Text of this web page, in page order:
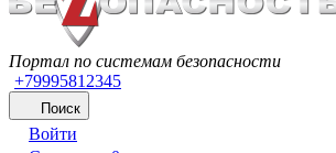
Портал по системам безопасности
+79995812345
Поиск
Войти